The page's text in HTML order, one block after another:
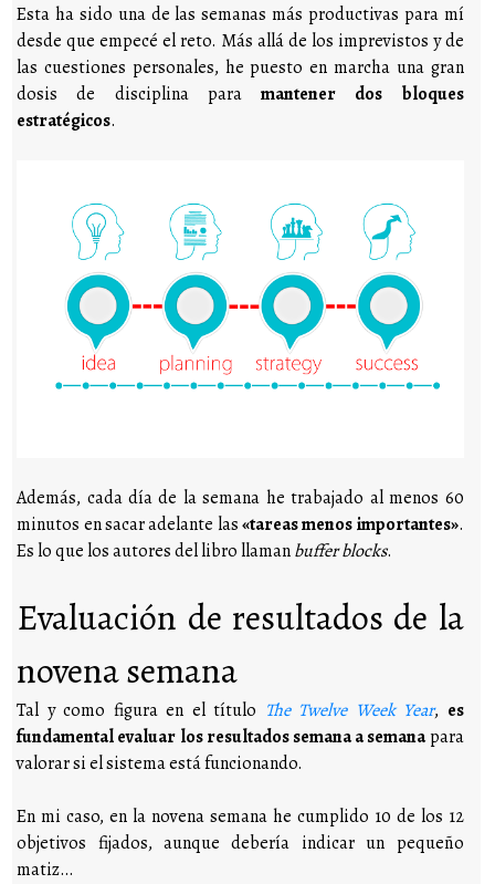
Esta ha sido una de las semanas más productivas para mí
desde que empecé el reto. Más allá de los imprevistos y de
las cuestiones personales, he puesto en marcha una gran
dosis de disciplina paramantener dos bloques
estratégicos.
Además, cada día de la semana he trabajado al menos 60
minutos en sacar adelante las«tareas menos importantes».
Es lo que los autores del libro llamanbuffer blocks.
Evaluación de resultados de la
novena semana
Tal y como figura en el título The Twelve Week Year, es
fundamental evaluar los resultados semana a semanapara
valorar si el sistema está funcionando.
En mi caso, en la novena semana he cumplido 10 de los 12
objetivos fijados, aunque debería indicar un pequeño
matiz…